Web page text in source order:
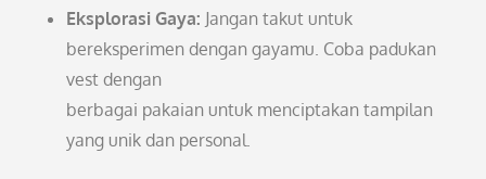
Eksplorasi Gaya: Jangan takut untuk
bereksperimen dengan gayamu. Coba padukan
vest dengan
berbagai pakaian untuk menciptakan tampilan
yang unik dan personal.